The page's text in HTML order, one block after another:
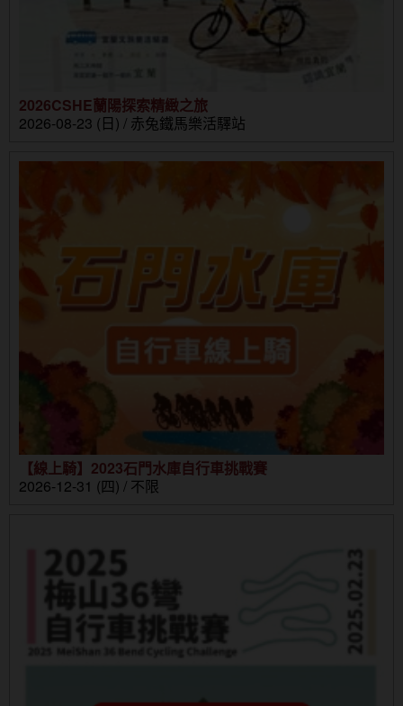
2026CSHE蘭陽探索精緻之旅
2026-08-23 (日) / 赤兔鐵馬樂活驛站
【線上騎】2023石門水庫自行車挑戰賽
2026-12-31 (四) / 不限